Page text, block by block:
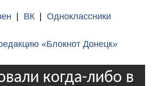
| ВК | Одноклассники
«Блокнот Донецк»